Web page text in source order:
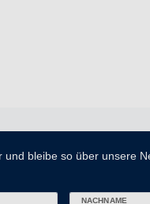
bleibe so über unsere
NACHNAME